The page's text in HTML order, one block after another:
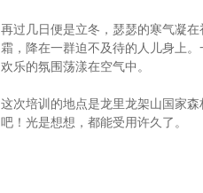
再过几日便是立冬，瑟瑟的寒气凝
霜，降在一群迫不及待的人儿身上
欢乐的氛围荡漾在空气中。
这次培训的地点是龙里龙架山国家
吧！光是想想，都能受用许久了。